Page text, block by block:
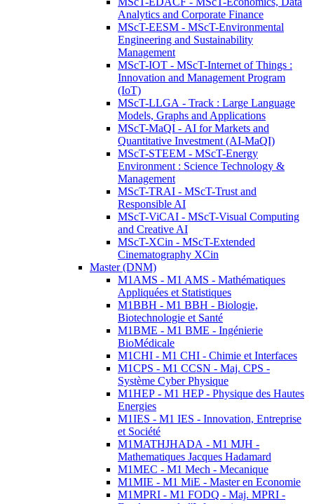
Analytics and Corporate Finance
MScT-EESM - MScT-Environmental
Engineering and Sustainability
Management
MScT-IOT - MScT-Internet of Things :
Innovation and Management Program
(IoT)
MScT-LLGA - Track : Large Language
Models, Graphs and Applications
MScT-MaQI - AI for Markets and
Quantitative Investment (AI-MaQI)
MScT-STEEM - MScT-Energy
Environment : Science Technology &
Management
MScT-TRAI - MScT-Trust and
Responsible AI
MScT-ViCAI - MScT-Visual Computing
and Creative AI
MScT-XCin - MScT-Extended
Cinematography XCin
Master (DNM)
M1AMS - M1 AMS - Mathématiques
Appliquées et Statistiques
M1BBH - M1 BBH - Biologie,
Biotechnologie et Santé
M1BME - M1 BME - Ingénierie
BioMédicale
M1CHI - M1 CHI - Chimie et Interfaces
M1CPS - M1 CCSN - Maj. CPS -
Système Cyber Physique
M1HEP - M1 HEP - Physique des Hautes
Energies
M1IES - M1 IES - Innovation, Entreprise
et Société
M1MATHJHADA - M1 MJH -
Mathematiques Jacques Hadamard
M1MEC - M1 Mech - Mecanique
M1MIE - M1 MiE - Master en Economie
M1MPRI - M1 FODQ - Maj. MPRI -